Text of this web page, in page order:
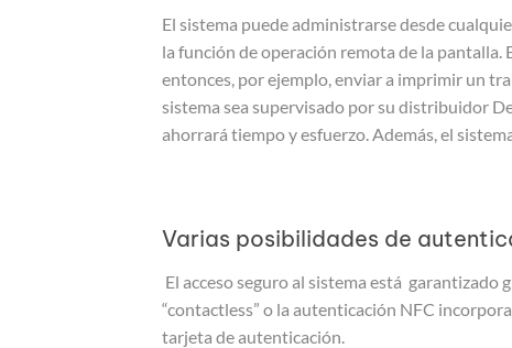
El sistema puede administrarse desde
la función de operación remota de la pantalla.
entonces, por ejemplo, enviar a imprimir un
sistema sea supervisado por su distribuidor
ahorrará tiempo y esfuerzo. Además, el
Varias posibilidades de
El acceso seguro al sistema está
“contactless” o la autenticación NFC
tarjeta de autenticación.